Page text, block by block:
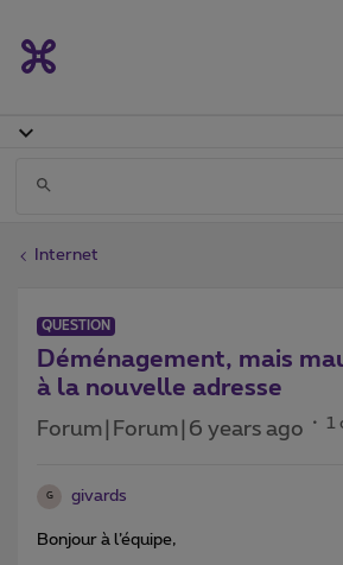
Internet
QUESTION
Déménagement, mais
à la nouvelle adresse
Forum|Forum|6 years ago 1
G givards
Bonjour à l’équipe,